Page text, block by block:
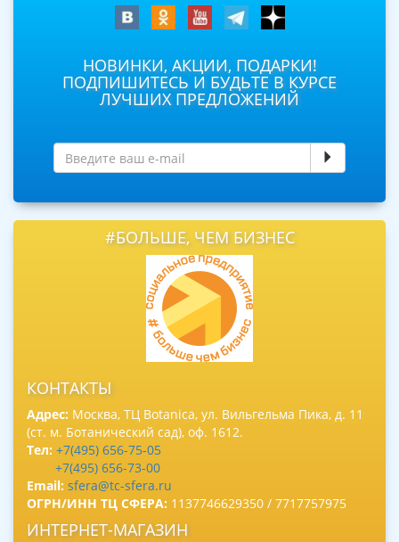
НОВИНКИ, АКЦИИ, ПОДАРКИ!
ПОДПИШИТЕСЬ И БУДЬТЕ В КУРСЕ
ЛУЧШИХ ПРЕДЛОЖЕНИЙ
#БОЛЬШЕ, ЧЕМ БИЗНЕС
КОНТАКТЫ
Адрес: Москва, ТЦ Botanica, ул. Вильгельма Пика, д. 11
(ст. м. Ботанический сад), оф. 1612.
Тел: +7(495) 656-75-05
+7(495) 656-73-00
Email: sfera@tc-sfera.ru
ОГРН/ИНН ТЦ СФЕРА: 1137746629350 / 7717757975
ИНТЕРНЕТ-МАГАЗИН